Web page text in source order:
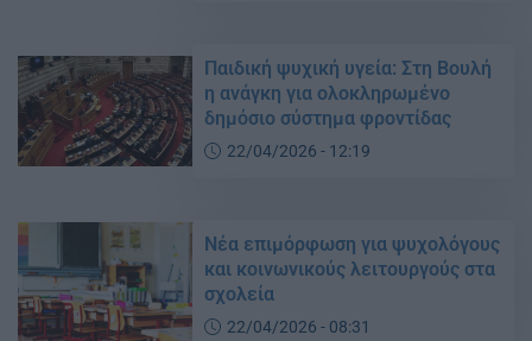
Παιδική ψυχική υγεία: Στη Βουλή
η ανάγκη για ολοκληρωμένο
δημόσιο σύστημα φροντίδας
22/04/2026 - 12:19
Νέα επιμόρφωση για ψυχολόγους
και κοινωνικούς λειτουργούς στα
σχολεία
22/04/2026 - 08:31